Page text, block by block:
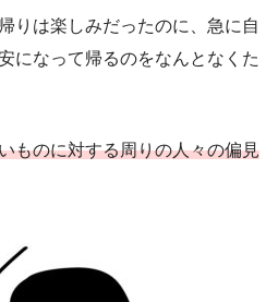
りは楽しみだったのに、急に自
になって帰るのをなんとなくた
ものに対する周りの人々の偏見